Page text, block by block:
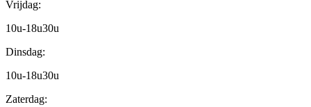
Vrijdag:
10u-18u30u
Dinsdag:
10u-18u30u
Zaterdag: